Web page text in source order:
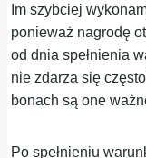
Im szybciej
ponieważ nagrodę
od dnia spełnienia
nie zdarza się
bonach są one
Po spełnieniu